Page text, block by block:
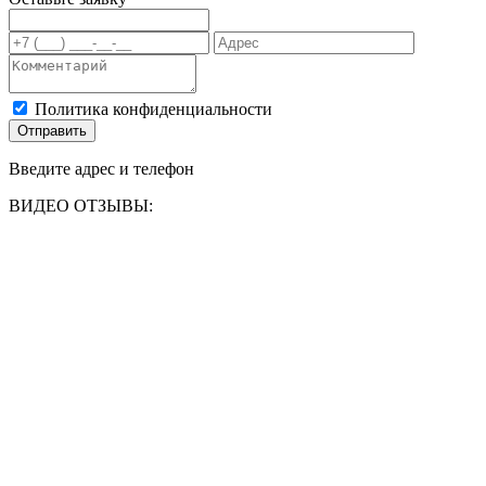
Политика конфиденциальности
Отправить
Введите адрес и телефон
ВИДЕО ОТЗЫВЫ: